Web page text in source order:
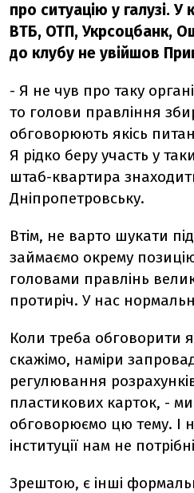
про ситуацію у галузі. У
ВТБ, ОТП, Укрсоцбанк,
до клубу не увійшов
- Я не чув про таку
то голови правління
обговорюють якісь
Я рідко беру участь у
штаб-квартира
Дніпропетровську.
Втім, не варто шукати
займаємо окрему
головами правлінь
протиріч. У нас
Коли треба обговорити
скажімо, наміри
регулювання
пластикових карток, -
обговорюємо цю тему. І
інституції нам не
Зрештою, є інші